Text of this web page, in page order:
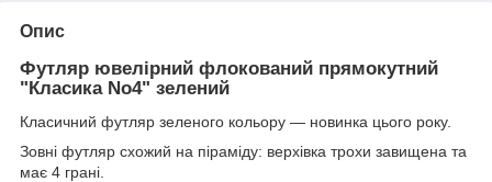
Опис
Футляр ювелірний флокований прямокутний
"Класика No4" зелений
Класичний футляр зеленого кольору — новинка цього року.
Зовні футляр схожий на піраміду: верхівка трохи завищена та
має 4 грані.